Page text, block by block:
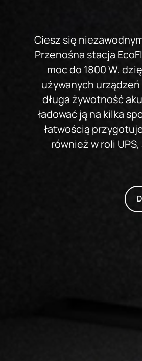
Ciesz się
Przenośna stacja
moc do 1800 W,
używanych
długa żywotność
ładować ją na kilka
łatwością
również w roli